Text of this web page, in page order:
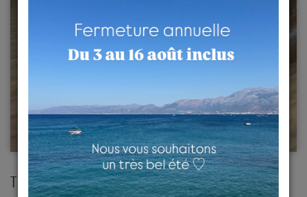
TRAD GRIS B